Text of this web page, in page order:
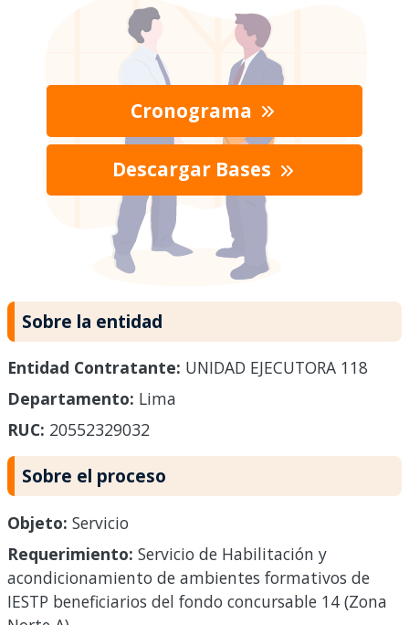
Cronograma
Descargar Bases
Sobre la entidad
Entidad Contratante: UNIDAD EJECUTORA 118
Departamento: Lima
RUC: 20552329032
Sobre el proceso
Objeto: Servicio
Requerimiento: Servicio de Habilitación y
acondicionamiento de ambientes formativos de
IESTP beneficiarios del fondo concursable 14 (Zona